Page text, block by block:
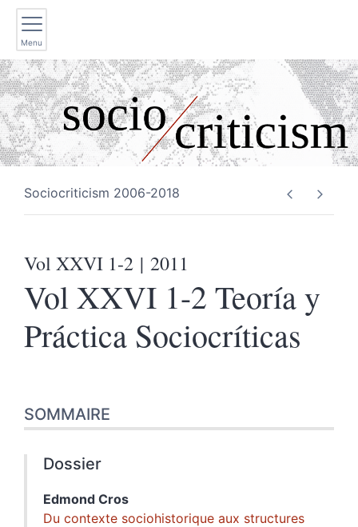
Menu
Sociocriticism 2006-2018
Vol XXVI 1-2 | 2011
Vol XXVI 1-2 Teoría y
Práctica Sociocríticas
SOMMAIRE
Dossier
Edmond Cros
Du contexte sociohistorique aux structures